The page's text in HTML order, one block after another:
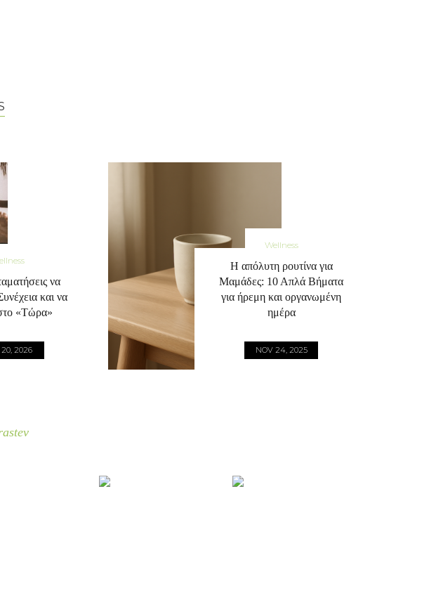
να
και να
«Τώρα»
2026
Wellness
Η απόλυτη ρουτίνα για
Μαμάδες: 10 Απλά Βήματα
για ήρεμη και οργανωμένη
ημέρα
NOV 24, 2025